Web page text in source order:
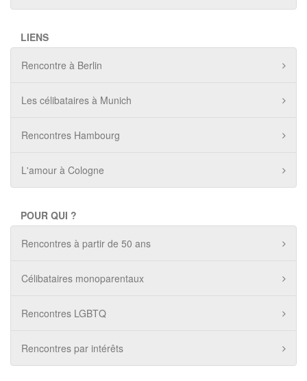
LIENS
Rencontre à Berlin
Les célibataires à Munich
Rencontres Hambourg
L'amour à Cologne
POUR QUI ?
Rencontres à partir de 50 ans
Célibataires monoparentaux
Rencontres LGBTQ
Rencontres par intérêts